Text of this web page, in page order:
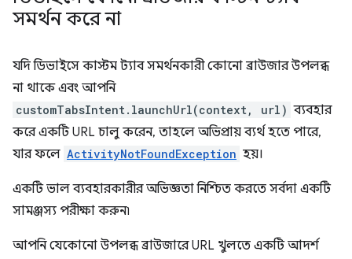
সমর্থন করে না
যদি ডিভাইসে কাস্টম ট্যাব সমর্থনকারী কোনো ব্রাউজার উপলব্ধ
না থাকে এবং আপনি
customTabsIntent.launchUrl(context, url) ব্যবহার
করে একটি URL চালু করেন, তাহলে অভিপ্রায় ব্যর্থ হতে পারে,
যার ফলে ActivityNotFoundException হয়।
একটি ভাল ব্যবহারকারীর অভিজ্ঞতা নিশ্চিত করতে সর্বদা একটি
সামঞ্জস্য পরীক্ষা করুন৷
আপনি যেকোনো উপলব্ধ ব্রাউজারে URL খুলতে একটি আদর্শ